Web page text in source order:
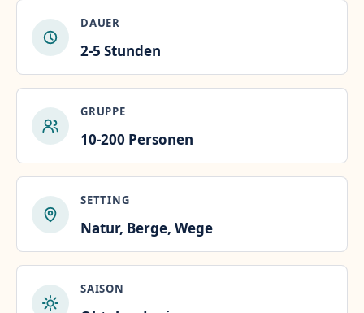
DAUER
2-5 Stunden
GRUPPE
10-200 Personen
SETTING
Natur, Berge, Wege
SAISON